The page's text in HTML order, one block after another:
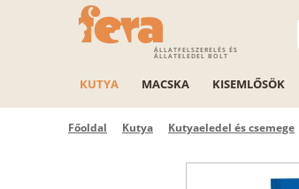
ÁLLATFELSZERELÉS ÉS
ÁLLATELEDEL BOLT
KUTYA MACSKA KISEMLŐSÖK
Főoldal Kutya Kutyaeledel és csemege